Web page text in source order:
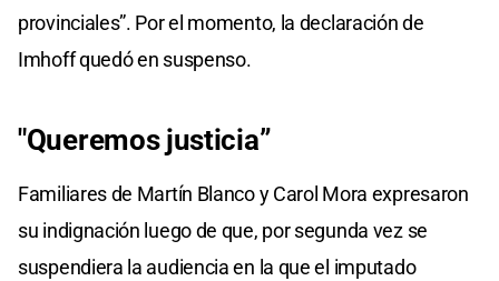
provinciales”. Por el momento, la declaración de
Imhoff quedó en suspenso.
"Queremos justicia”
Familiares de Martín Blanco y Carol Mora expresaron
su indignación luego de que, por segunda vez se
suspendiera la audiencia en la que el imputado